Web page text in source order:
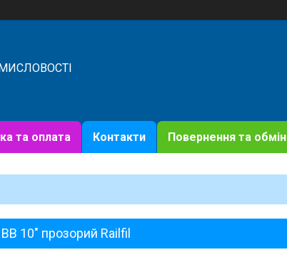
та оплата Контакти Повернення та обмін
ВВ 10" прозорий Railfil